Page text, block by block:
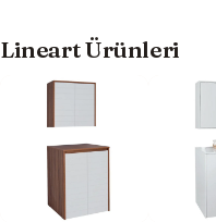
Lineart Ürünleri